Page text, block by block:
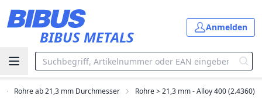
BIBUS METALS
Anmelden
Rohre ab 21,3 mm Durchmesser Rohre > 21,3 mm - Alloy 400 (2.4360)